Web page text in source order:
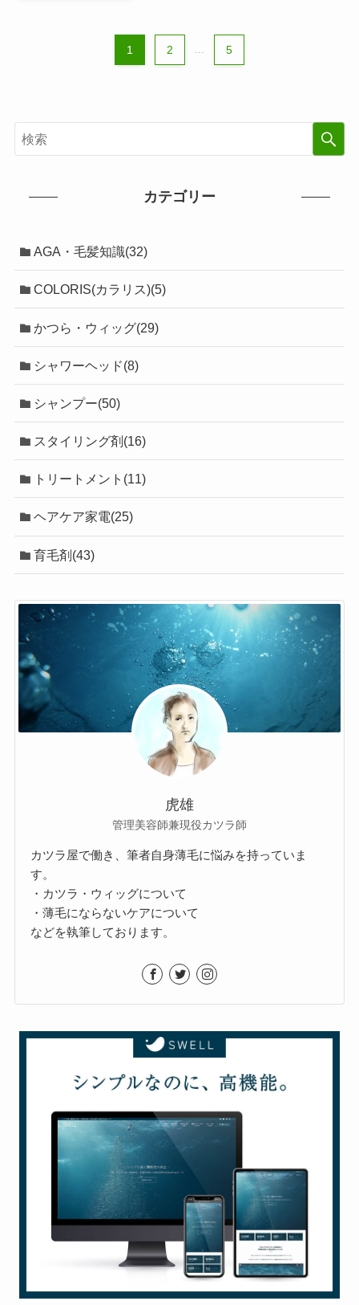
1 2 ... 5
カテゴリー
AGA・毛髪知識(32)
COLORIS(カラリス)(5)
かつら・ウィッグ(29)
シャワーヘッド(8)
シャンプー(50)
スタイリング剤(16)
トリートメント(11)
ヘアケア家電(25)
育毛剤(43)
虎雄
管理美容師兼現役カツラ師
カツラ屋で働き、筆者自身薄毛に悩みを持っていま
す。
・カツラ・ウィッグについて
・薄毛にならないケアについて
などを執筆しております。